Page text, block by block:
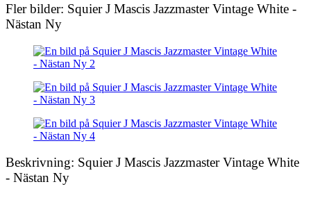
Fler bilder: Squier J Mascis Jazzmaster Vintage White -
Nästan Ny
Beskrivning: Squier J Mascis Jazzmaster Vintage White
- Nästan Ny